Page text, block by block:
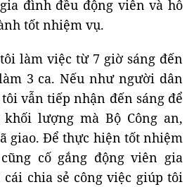
đình đều động viên và hỗ
tốt nhiệm vụ.
làm việc từ 7 giờ sáng đến
3 ca. Nếu như người dân
vẫn tiếp nhận đến sáng để
lượng mà Bộ Công an,
giao. Để thực hiện tốt nhiệm
cố gắng động viên gia
chia sẻ công việc giúp tôi